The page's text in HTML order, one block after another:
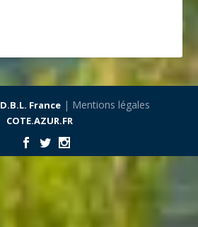
D.B.L. France| Mentions légales
COTE.AZUR.FR